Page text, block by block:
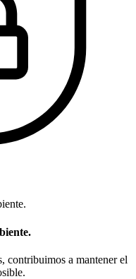
contribuimos a mantener el